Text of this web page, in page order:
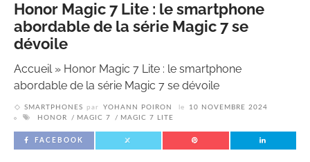
Honor Magic 7 Lite : le smartphone
abordable de la série Magic 7 se
dévoile
Accueil» Honor Magic 7 Lite : le smartphone
abordable de la série Magic 7 se dévoile
SMARTPHONES par YOHANN POIRON le
10 NOVEMBRE 2024
HONOR
MAGIC 7 MAGIC 7 LITE
FACEBOOK